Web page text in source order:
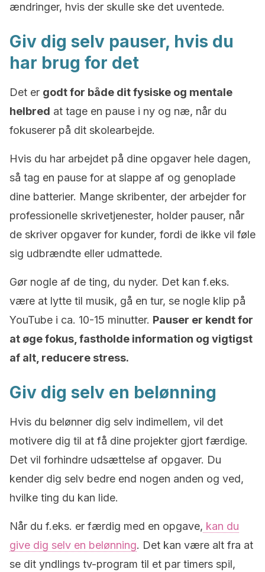
ændringer, hvis der skulle ske det uventede.
Giv dig selv pauser, hvis du
har brug for det
Det er godt for både dit fysiske og mentale
helbred at tage en pause i ny og næ, når du
fokuserer på dit skolearbejde.
Hvis du har arbejdet på dine opgaver hele dagen,
så tag en pause for at slappe af og genoplade
dine batterier. Mange skribenter, der arbejder for
professionelle skrivetjenester, holder pauser, når
de skriver opgaver for kunder, fordi de ikke vil føle
sig udbrændte eller udmattede.
Gør nogle af de ting, du nyder. Det kan f.eks.
være at lytte til musik, gå en tur, se nogle klip på
YouTube i ca. 10-15 minutter. Pauser er kendt for
at øge fokus, fastholde information og vigtigst
af alt, reducere stress.
Giv dig selv en belønning
Hvis du belønner dig selv indimellem, vil det
motivere dig til at få dine projekter gjort færdige.
Det vil forhindre udsættelse af opgaver. Du
kender dig selv bedre end nogen anden og ved,
hvilke ting du kan lide.
Når du f.eks. er færdig med en opgave, kan du
give dig selv en belønning. Det kan være alt fra at
se dit yndlings tv-program til et par timers spil,